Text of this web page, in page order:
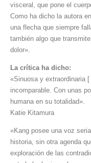
visceral, que pone el
Como ha dicho la autora en
una flecha que siempre
también algo que
dolor».
La crítica ha dicho:
«Sinuosa y extraordinaria
incomparable. Con unas
humana en su totalidad».
Katie Kitamura
«Kang posee una voz
historia, sin otra agenda
exploración de las